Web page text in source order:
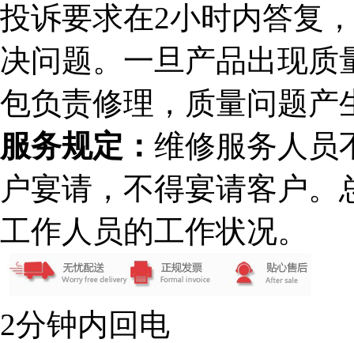
投诉要求在2小时内答复
决问题。一旦产品出现
包负责修理，质量问题产
服务规定： 维修服务人员
户宴请，不得宴请客户
工作人员的工作状况。
2分钟内回电